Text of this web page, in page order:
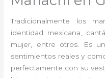
Tradicionalmente los
identidad mexicana,
mujer, entre otros. Es
sentimientos reales y
perfectamente con su